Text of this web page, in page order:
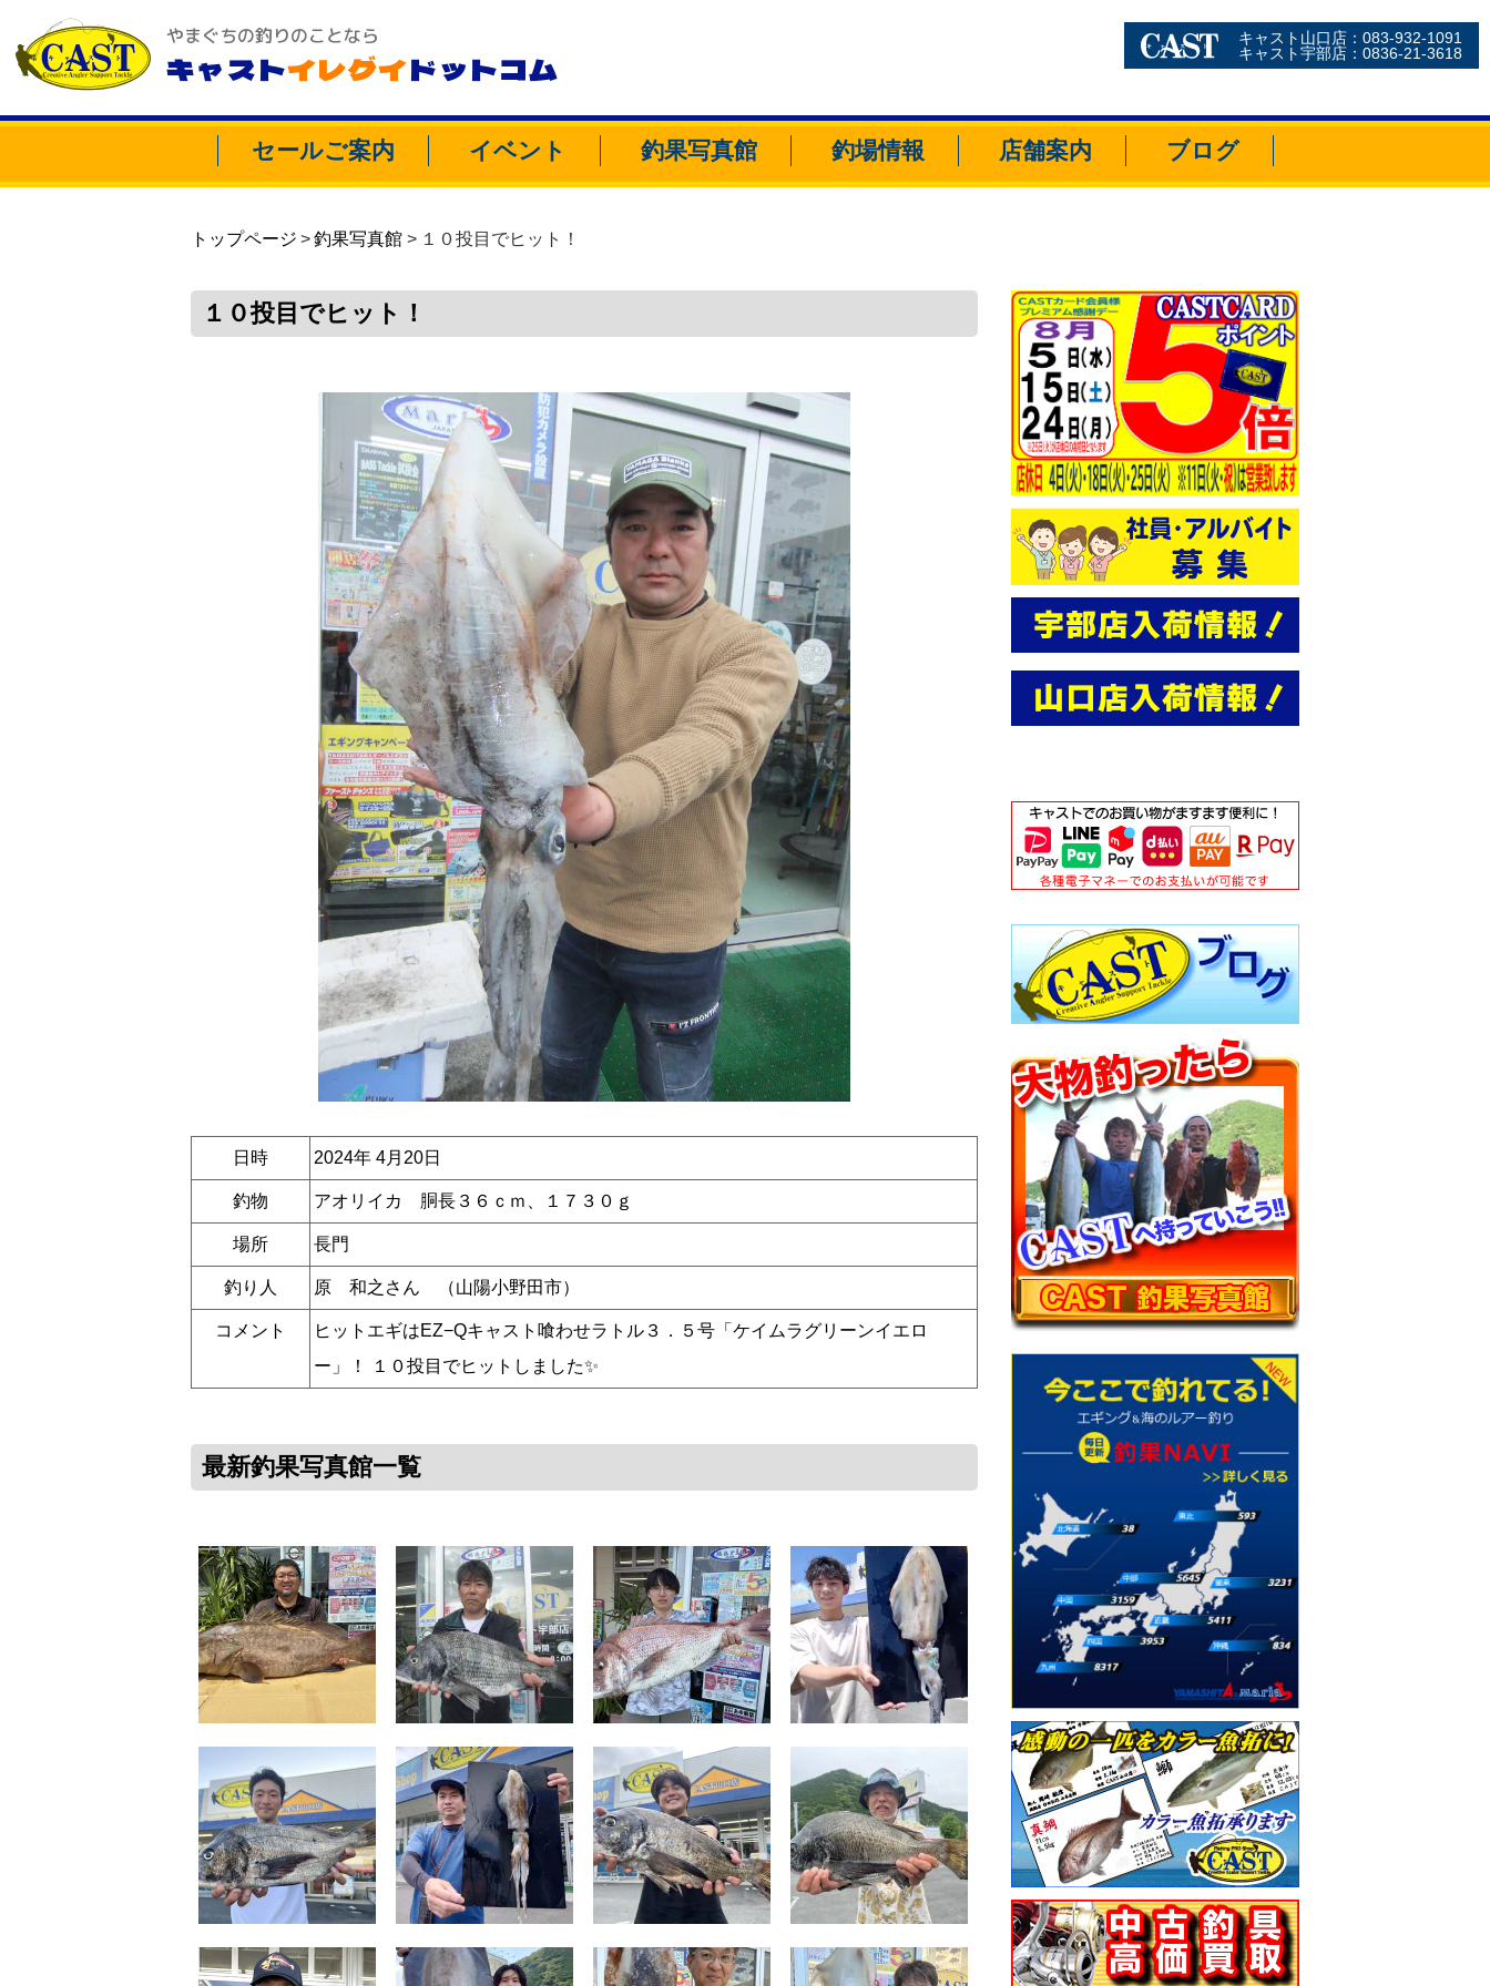
やまぐちの釣りのことなら
キャストイレグイドットコム
キャスト山口店：083-932-1091
キャスト宇部店：0836-21-3618
セールご案内 イベント 釣果写真館 釣場情報 店舗案内 ブログ
トップページ 釣果写真館 １０投目でヒット！
１０投目でヒット！
日時 2024年 4月20日
釣物 アオリイカ 胴長３６ｃｍ、１７３０ｇ
場所 長門
釣り人 原 和之さん （山陽小野田市）
コメント
ヒットエギはEZ−Qキャスト喰わせラトル３．５号「ケイムラグリーンイエロ
ー」！ １０投目でヒットしました✨
最新釣果写真館一覧